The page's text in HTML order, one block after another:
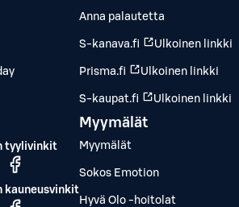
tyylivinkit
kauneusvinkit
Anna palautetta
S-kanava.fi Ulkoinen linkki
Prisma.fi Ulkoinen linkki
S-kaupat.fi Ulkoinen linkki
Myymälät
Myymälät
Sokos Emotion
Hyvä Olo -hoitolat